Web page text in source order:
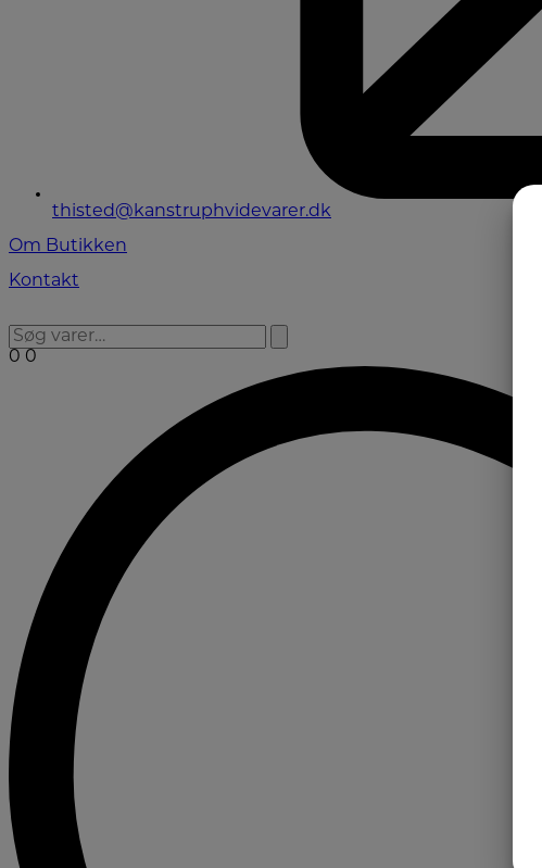
thisted@kanstruphvidevarer.dk
Om Butikken
Kontakt
0 0